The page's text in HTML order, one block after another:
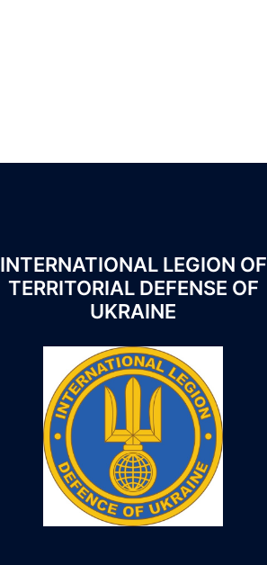
INTERNATIONAL LEGION OF
TERRITORIAL DEFENSE OF
UKRAINE